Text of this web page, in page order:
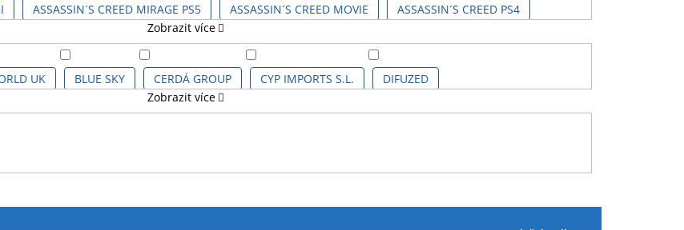
ASSASSIN´S CREED MIRAGE PS5 ASSASSIN´S CREED MOVIE ASSASSIN´S CREED PS4
ON TITAN AVENGERS AVENGERS CLASSIC COMICS AVENGERS GAME
BARCELONA FC BATMAN
Zobrazit více
UK BLUE SKY CERDÁ GROUP CYP IMPORTS S.L. DIFUZED
PRO Ltd. JACOB COMPANY KARACTERMANIA KIDS EUROSWAN S.L. PIXIE CREW
Zobrazit více